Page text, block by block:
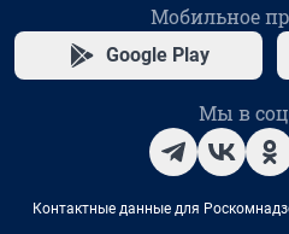
Мобильное
Google Play
Мы в
Контактные данные для